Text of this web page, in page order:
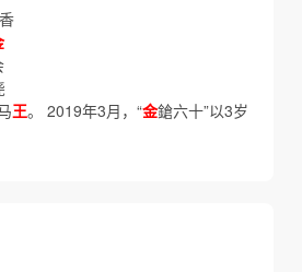
王。 2019年3月，“金鎗六十”以3岁